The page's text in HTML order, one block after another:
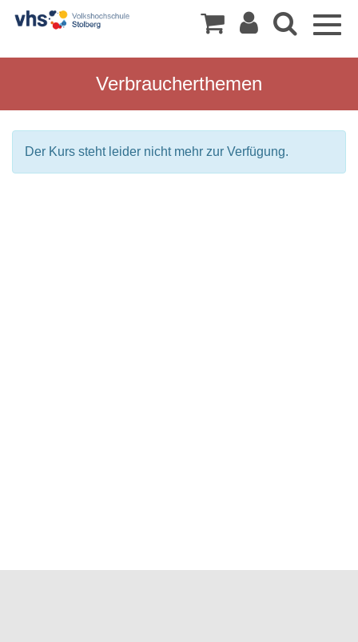
Verbraucherthemen
Der Kurs steht leider nicht mehr zur Verfügung.